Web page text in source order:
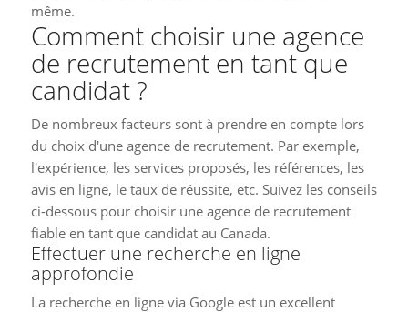
même.
Comment choisir une agence
de recrutement en tant que
candidat ?
De nombreux facteurs sont à prendre en compte lors
du choix d'une agence de recrutement. Par exemple,
l'expérience, les services proposés, les références, les
avis en ligne, le taux de réussite, etc. Suivez les conseils
ci-dessous pour choisir une agence de recrutement
fiable en tant que candidat au Canada.
Effectuer une recherche en ligne
approfondie
La recherche en ligne via Google est un excellent